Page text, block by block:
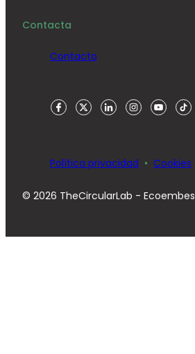
Contacta
Contacto
© 2026 TheCircularLab - Ecoembes
Política privacidad Cookies